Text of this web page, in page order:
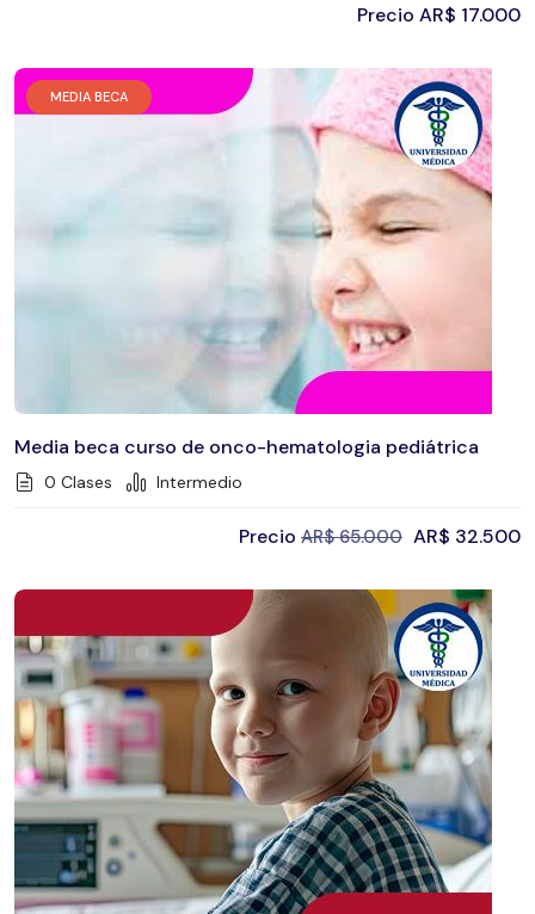
Precio AR$ 17.000
MEDIA BECA
Media beca curso de onco-hematologia pediátrica
0 Clases Intermedio
Precio AR$65.000 AR$ 32.500